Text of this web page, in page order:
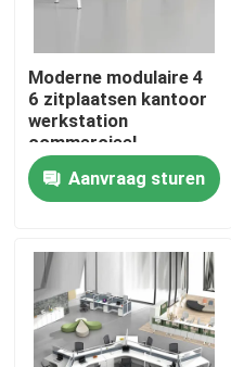
Producten
Over ons
Moderne modulaire 4
6 zitplaatsen kantoor
werkstation
commercieel
personeel kantoor
bureau met privacy
scherm
Aanvraag sturen